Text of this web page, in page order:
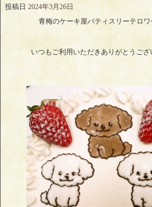
投稿日 2024年3月26日
青梅のケーキ屋パティスリーテロワ
いつもご利用いただきありがとうござ